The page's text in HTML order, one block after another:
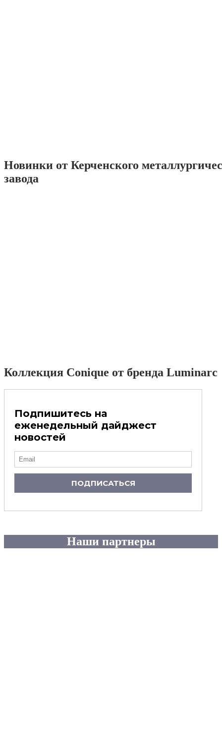
Новинки от Керченского
завода
Коллекция Conique от бренда Luminarc
Подпишитесь на
еженедельный дайджест
новостей
ПОДПИСАТЬСЯ
Наши партнеры